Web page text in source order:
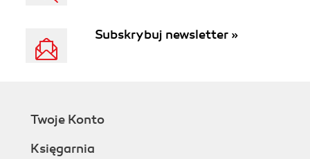
Subskrybuj newsletter »
Twoje Konto
Księgarnia